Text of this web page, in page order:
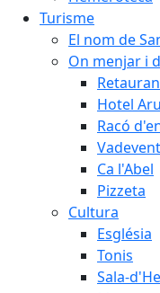
Turisme
El nom de
On menjar i
Hotel
Racó
Ca l'Abel
Pizzeta
Cultura
Església
Tonis
Sala-